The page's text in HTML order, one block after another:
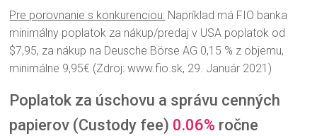
Pre porovnanie s konkurenciou: Napríklad má FIO banka
minimálny poplatok za nákup/predaj v USA poplatok od
$7,95, za nákup na Deusche Börse AG 0,15 % z objemu,
minimálne 9,95€ (Zdroj: www.fio.sk, 29. Január 2021)
Poplatok za úschovu a správu cenných
papierov (Custody fee) 0.06% ročne